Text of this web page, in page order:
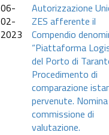
06-
02-
2023
Autorizzazione
ZES afferente il
Compendio
“Piattaforma
del Porto di
Procedimento di
comparazione
pervenute.
commissione di
valutazione.